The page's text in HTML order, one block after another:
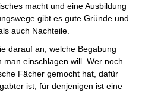
macht und eine Ausbildung
gibt es gute Gründe und
auch Nachteile.
darauf an, welche Begabung
einschlagen will. Wer noch
Fächer gemocht hat, dafür
ist, für denjenigen ist eine